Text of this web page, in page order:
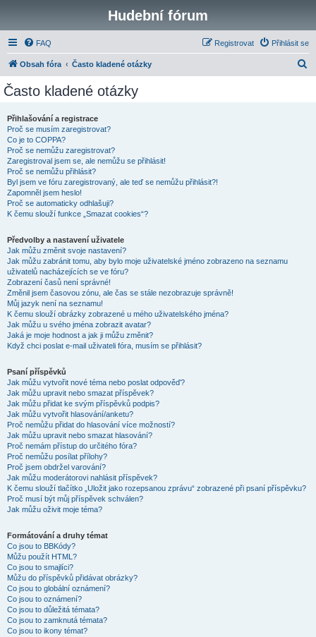
Hudební fórum
FAQ Přihlásit se
Registrovat
Obsah fóra Často kladené otázky
Často kladené otázky
Přihlašování a registrace
Proč se musím zaregistrovat?
Co je to COPPA?
Proč se nemůžu zaregistrovat?
Zaregistroval jsem se, ale nemůžu se přihlásit!
Proč se nemůžu přihlásit?
Byl jsem ve fóru zaregistrovaný, ale teď se nemůžu přihlásit?!
Zapomněl jsem heslo!
Proč se automaticky odhlašuji?
K čemu slouží funkce „Smazat cookies“?
Předvolby a nastavení uživatele
Jak můžu změnit svoje nastavení?
Jak můžu zabránit tomu, aby bylo moje uživatelské jméno zobrazeno na seznamu
uživatelů nacházejících se ve fóru?
Zobrazení časů není správné!
Změnil jsem časovou zónu, ale čas se stále nezobrazuje správně!
Můj jazyk není na seznamu!
K čemu slouží obrázky zobrazené u mého uživatelského jména?
Jak můžu u svého jména zobrazit avatar?
Jaká je moje hodnost a jak ji můžu změnit?
Když chci poslat e-mail uživateli fóra, musím se přihlásit?
Psaní příspěvků
Jak můžu vytvořit nové téma nebo poslat odpověď?
Jak můžu upravit nebo smazat příspěvek?
Jak můžu přidat ke svým příspěvků podpis?
Jak můžu vytvořit hlasování/anketu?
Proč nemůžu přidat do hlasování více možností?
Jak můžu upravit nebo smazat hlasování?
Proč nemám přístup do určitého fóra?
Proč nemůžu posílat přílohy?
Proč jsem obdržel varování?
Jak můžu moderátorovi nahlásit příspěvek?
K čemu slouží tlačítko „Uložit jako rozepsanou zprávu“ zobrazené při psaní příspěvku?
Proč musí být můj příspěvek schválen?
Jak můžu oživit moje téma?
Formátování a druhy témat
Co jsou to BBKódy?
Můžu použít HTML?
Co jsou to smajlíci?
Můžu do příspěvků přidávat obrázky?
Co jsou to globální oznámení?
Co jsou to oznámení?
Co jsou to důležitá témata?
Co jsou to zamknutá témata?
Co jsou to ikony témat?